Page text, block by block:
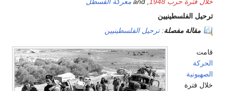
مفصلة :ترحيل الفلسطينيين